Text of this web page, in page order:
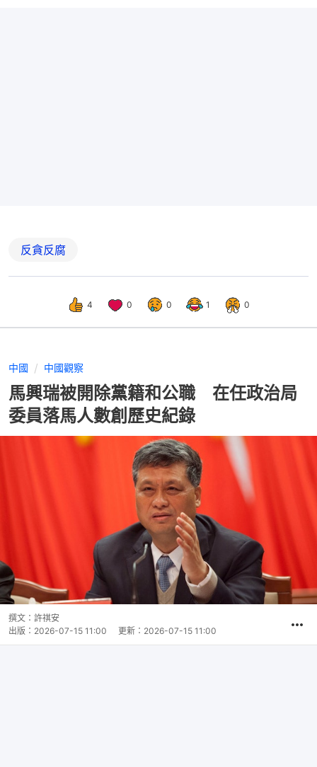
反貪反腐
4 0 0 1 0
中國 中國觀察
馬興瑞被開除黨籍和公職 在任政治局
委員落馬人數創歷史紀錄
撰文： 許祺安
出版： 2026-07-15 11:00 更新： 2026-07-15 11:00